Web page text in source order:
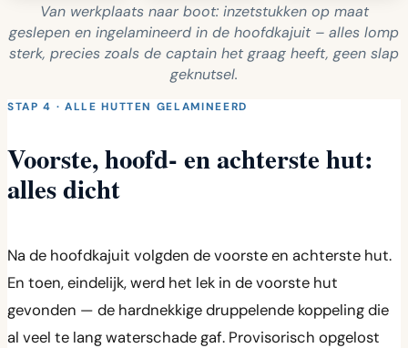
Van werkplaats naar boot: inzetstukken op maat
geslepen en ingelamineerd in de hoofdkajuit – alles lomp
sterk, precies zoals de captain het graag heeft, geen slap
geknutsel.
STAP 4 · ALLE HUTTEN GELAMINEERD
Voorste, hoofd- en achterste hut:
alles dicht
Na de hoofdkajuit volgden de voorste en achterste hut.
En toen, eindelijk, werd het lek in de voorste hut
gevonden — de hardnekkige druppelende koppeling die
al veel te lang waterschade gaf. Provisorisch opgelost